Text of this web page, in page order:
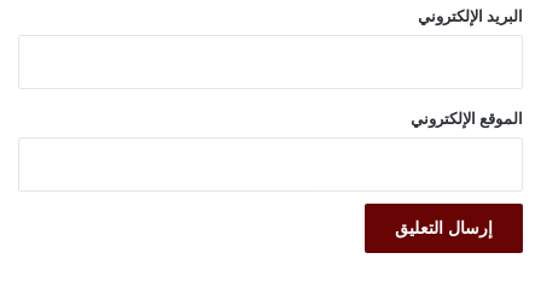
البريد الإلكتروني
الموقع الإلكتروني